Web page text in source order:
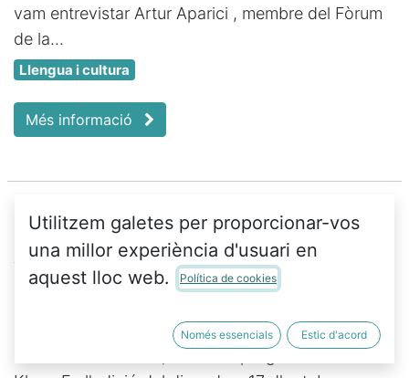
vam entrevistar Artur Aparici , membre del Fòrum
de la...
Llengua i cultura
Més informació
Al 10 de Santa Teresa
29 d’oct. 2025
Un divendres al mes, a les 20.25 hores, s'emet Al
10 de Santa Teresa , el nostre programa a Ràdio
Utilitzem galetes per proporcionar-vos
una millor experiència d'usuari en
aquest lloc web.
Política de cookies
Només essencials Estic d'acord